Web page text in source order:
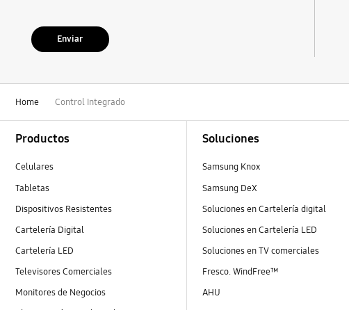
Enviar
Home Control Integrado
Productos
Celulares
Tabletas
Dispositivos Resistentes
Cartelería Digital
Cartelería LED
Televisores Comerciales
Monitores de Negocios
Soluciones
Samsung Knox
Samsung DeX
Soluciones en Cartelería digital
Soluciones en Cartelería LED
Soluciones en TV comerciales
Fresco. WindFree™
AHU